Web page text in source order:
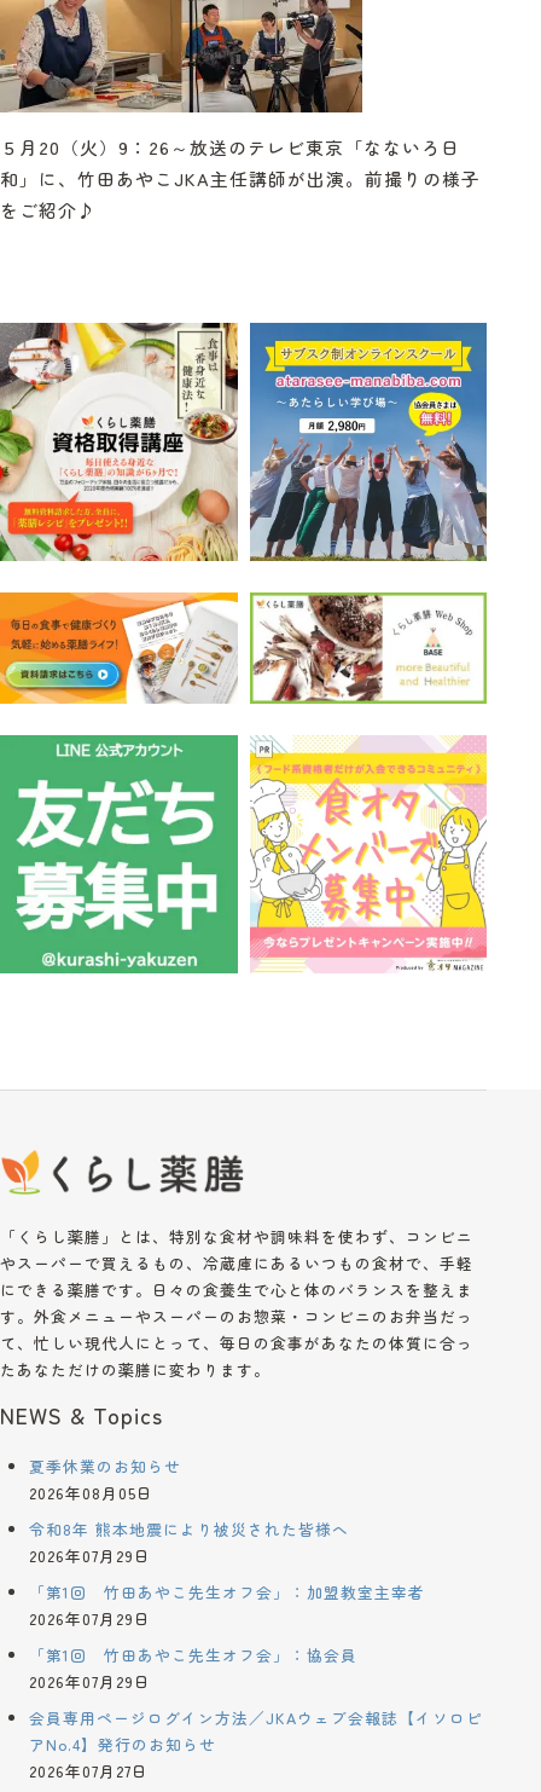
５月20（火）9：26～放送のテレビ東京「なないろ日
和」に、竹田あやこJKA主任講師が出演。前撮りの様子
をご紹介♪
「くらし薬膳」とは、特別な食材や調味料を使わず、コンビニ
やスーパーで買えるもの、冷蔵庫にあるいつもの食材で、手軽
にできる薬膳です。日々の食養生で心と体のバランスを整えま
す。外食メニューやスーパーのお惣菜・コンビニのお弁当だっ
て、忙しい現代人にとって、毎日の食事があなたの体質に合っ
たあなただけの薬膳に変わります。
NEWS & Topics
夏季休業のお知らせ
2026年08月05日
令和8年 熊本地震により被災された皆様へ
2026年07月29日
「第1回 竹田あやこ先生オフ会」：加盟教室主宰者
2026年07月29日
「第1回 竹田あやこ先生オフ会」：協会員
2026年07月29日
会員専用ページログイン方法／JKAウェブ会報誌【イソロピ
アNo.4】発行のお知らせ
2026年07月27日